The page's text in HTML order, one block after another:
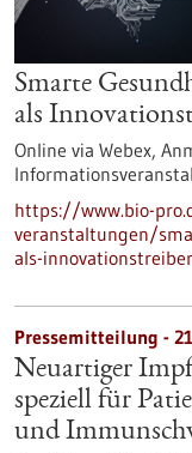
Smarte
als
Online via Webex,
https://www.bio-
veranstaltungen/
als-
Pressemitteilung -
Neuartiger
speziell für
und